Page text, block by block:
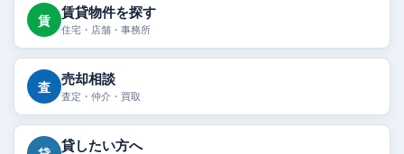
賃 賃貸物件を探す
住宅・店舗・事務所
査 売却相談
査定・仲介・買取
貸したい方へ